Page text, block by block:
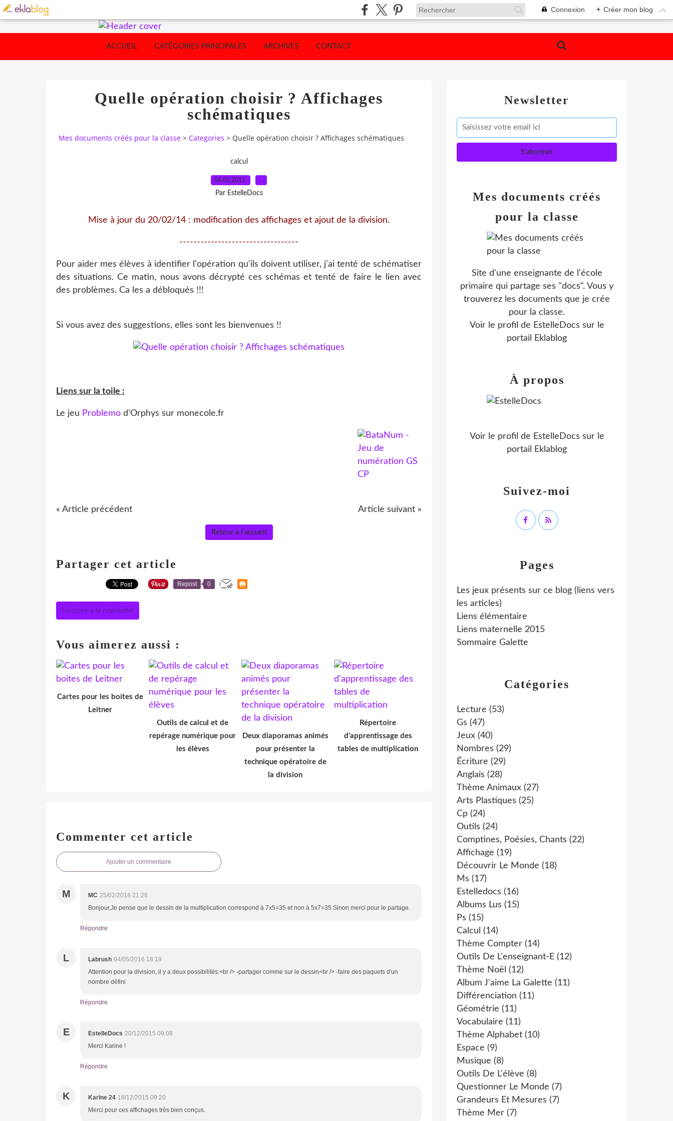
Connexion + Créer mon blog
ACCUEIL CATÉGORIES PRINCIPALES ARCHIVES CONTACT
Quelle opération choisir ? Affichages
schématiques
Mes documents créés pour la classe > Categories > Quelle opération choisir ? Affichages schématiques
calcul
04.02.2015 …
Par EstelleDocs
Mise à jour du 20/02/14 : modification des affichages et ajout de la division.
----------------------------------
Pour aider mes élèves à identifier l'opération qu'ils doivent utiliser, j'ai tenté de schématiser
des situations. Ce matin, nous avons décrypté ces schémas et tenté de faire le lien avec
des problèmes. Ca les a débloqués !!!
Si vous avez des suggestions, elles sont les bienvenues !!
Liens sur la toile :
Le jeu Problemo d'Orphys sur monecole.fr
« Article précédent Article suivant »
Retour à l'accueil
Partager cet article
Repost 0
S'inscrire à la newsletter
Vous aimerez aussi :
Cartes pour les boites de
Leitner
Outils de calcul et de
repérage numérique pour
les élèves
Deux diaporamas animés
pour présenter la
technique opératoire de
la division
Répertoire
d'apprentissage des
tables de multiplication
Commenter cet article
Ajouter un commentaire
M MC 25/02/2018 21:28
Bonjour,Je pense que le dessin de la multiplication correspond à 7x5=35 et non à 5x7=35.Sinon merci pour le partage.
Répondre
L Labrush 04/05/2016 18:19
Attention pour la division, il y a deux possibilités:<br /> -partager comme sur le dessin<br /> -faire des paquets d'un
nombre défini
Répondre
E EstelleDocs 20/12/2015 09:08
Merci Karine !
Répondre
K Karine 24 18/12/2015 09:20
Merci pour ces affichages très bien conçus.
Newsletter
Catégories
Lecture (53)
Gs (47)
Jeux (40)
Nombres (29)
Écriture (29)
Anglais (28)
Thème Animaux (27)
Arts Plastiques (25)
Cp (24)
Outils (24)
Comptines, Poésies, Chants (22)
Affichage (19)
Découvrir Le Monde (18)
Ms (17)
Estelledocs (16)
Albums Lus (15)
Ps (15)
Calcul (14)
Thème Compter (14)
Outils De L'enseignant-E (12)
Thème Noël (12)
Album J'aime La Galette (11)
Différenciation (11)
Géométrie (11)
Vocabulaire (11)
Thème Alphabet (10)
Espace (9)
Musique (8)
Outils De L'élève (8)
Questionner Le Monde (7)
Grandeurs Et Mesures (7)
Thème Mer (7)
Pages
Les jeux présents sur ce blog (liens vers
les articles)
Liens élémentaire
Liens maternelle 2015
Sommaire Galette
Mes documents créés
pour la classe
Site d'une enseignante de l'école
primaire qui partage ses "docs". Vous y
trouverez les documents que je crée
pour la classe.
Voir le profil de EstelleDocs sur le
portail Eklablog
Suivez-moi
À propos
Voir le profil de EstelleDocs sur le
portail Eklablog